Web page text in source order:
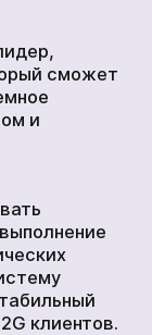
сможет
и
клиентов.